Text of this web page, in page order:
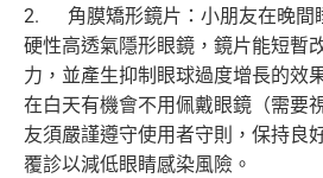
2. 角膜矯形鏡片：小朋友在晚間
硬性高透氣隱形眼鏡，鏡片能短暫
力，並產生抑制眼球過度增長的效
在白天有機會不用佩戴眼鏡（需要
友須嚴謹遵守使用者守則，保持良
覆診以減低眼睛感染風險。